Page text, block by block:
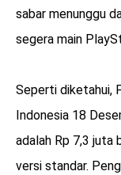
sabar menunggu
segera main
Seperti diketahui,
Indonesia 18
adalah Rp 7,3 juta
versi standar.